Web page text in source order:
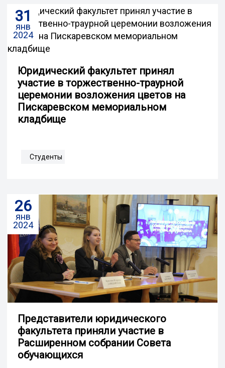
31
янв
2024
Юридический факультет принял
участие в торжественно-траурной
церемонии возложения цветов на
Пискаревском мемориальном
кладбище
Студенты
26
янв
2024
Представители юридического
факультета приняли участие в
Расширенном собрании Совета
обучающихся